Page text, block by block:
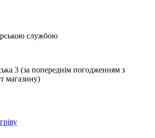
службою
3 (за попереднім погодженням з
магазину)